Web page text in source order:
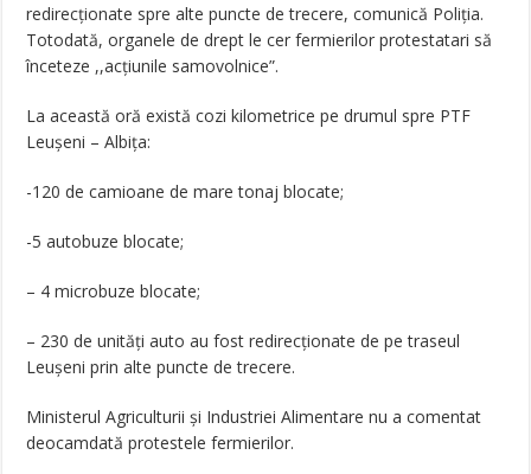
redirecționate spre alte puncte de trecere, comunică Poliția.
Totodată, organele de drept le cer fermierilor protestatari să
înceteze ,,acțiunile samovolnice”.
La această oră există cozi kilometrice pe drumul spre PTF
Leușeni – Albița:
-120 de camioane de mare tonaj blocate;
-5 autobuze blocate;
– 4 microbuze blocate;
– 230 de unități auto au fost redirecționate de pe traseul
Leușeni prin alte puncte de trecere.
Ministerul Agriculturii și Industriei Alimentare nu a comentat
deocamdată protestele fermierilor.